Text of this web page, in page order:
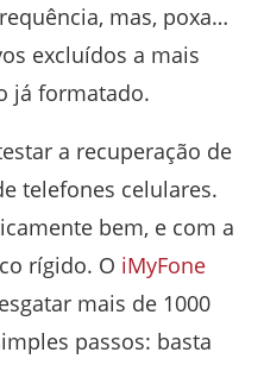
mas, poxa…
excluídos a mais
já formatado.
a recuperação de
telefones celulares.
bem, e com a
rígido. O iMyFone
mais de 1000
passos: basta